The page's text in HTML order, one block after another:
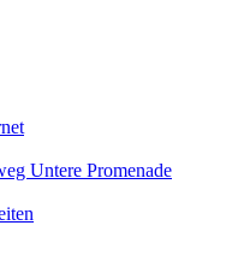
Untere Promenade